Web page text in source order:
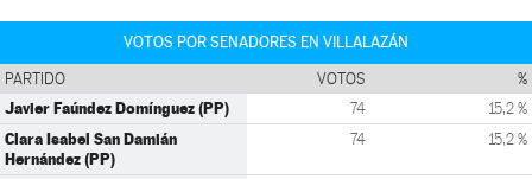
VOTOS POR SENADORES EN VILLALAZÁN
PARTIDO VOTOS %
Javier Faúndez Domínguez (PP) 74 15,2 %
Clara Isabel San Damián
Hernández (PP)
74 15,2 %